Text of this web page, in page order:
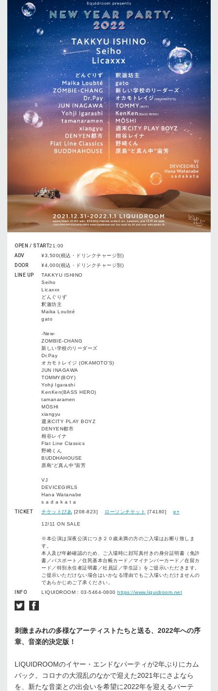
OPEN / START21:00
ADV
¥3,500(税込・ドリンクチャージ別)
DOOR
¥4,000(税込・ドリンクチャージ別)
LINE UP
TAKKYU ISHINO
Seiho
Licaxxx
どんぐりず
釈迦坊主
Maika Loubté
gato
-New-
ZOMBIE-CHANG
新しい学校のリーダーズ
Dr.Pay
オカモトレイジ (OKAMOTO’S)
JUN INAGAWA
TOMMY(BOY)
Yohji Igarashi
KenKen(BASS HERO)
tamanaramen
MÖSHI
xiangyu
週末CITY PLAY BOYZ
DENYEN都市
相谷レイナ
Flat Line Classics
野崎くん
BUDDHAHOUSE
原島“ど真ん中”宙芳
VJ
DEVICEGIRLS
Hana Watanabe
s a d a k a t a
TICKET
チケットぴあ [208-823] ローソンチケット [74180] e+
12/11 ON SALE
※本公演は深夜公演につき２０歳未満の方のご入場はお断り致しま
す。
本人及び年齢確認のため、ご入場時に顔写真付きの身分証明書（免許
書／パスポート／住民基本台帳カード／マイナンバーカード／在留カ
ード／特別永住者証明書／社員証／学生証）をご提示いただきます。
ご提示いただけない場合はいかなる理由でもご入場いただけませんの
であらかじめご了承ください。
INFO
LIQUIDROOM：03-5464-0800 https://www.liquidroom.net
刺激まみれの多様なアーティストたちと送る、2022年への序
章、音楽的決定版！
LIQUIDROOMのイヤー・エンドなパーティが2年ぶりにカム
バック。コロナの大混乱のなかで迎えた2021年にさよなら
を、新たな音楽との出会いを希望に2022年を迎えるパーテ